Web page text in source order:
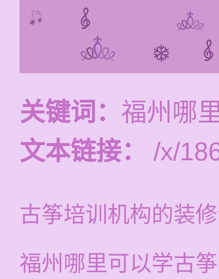
关键词： 福州哪
文本链接：
/x/
古筝培训机构的装
福州哪里可以学古